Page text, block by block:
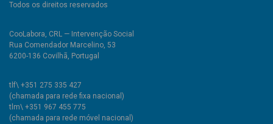
Todos os direitos reservados
CooLabora, CRL — Intervenção Social
Rua Comendador Marcelino, 53
6200-136 Covilhã, Portugal
tlf\ +351 275 335 427
(chamada para rede fixa nacional)
tlm\ +351 967 455 775
(chamada para rede móvel nacional)